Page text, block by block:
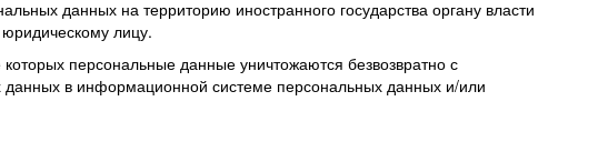
данных на территорию иностранного государства органу власти
лицу.
персональные данные уничтожаются безвозвратно с
в информационной системе персональных данных и/или